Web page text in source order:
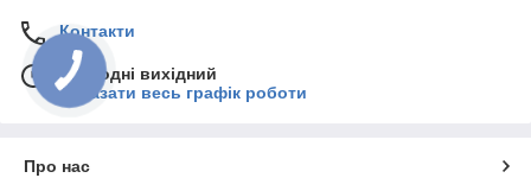
Контакти
Сьогодні вихідний
Показати весь графік роботи
Про нас